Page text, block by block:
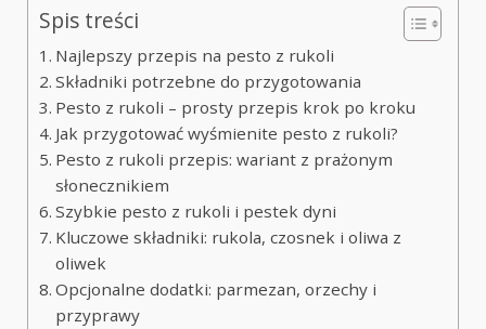
Spis treści
Najlepszy przepis na pesto z rukoli
Składniki potrzebne do przygotowania
Pesto z rukoli – prosty przepis krok po kroku
Jak przygotować wyśmienite pesto z rukoli?
Pesto z rukoli przepis: wariant z prażonym
słonecznikiem
Szybkie pesto z rukoli i pestek dyni
Kluczowe składniki: rukola, czosnek i oliwa z
oliwek
Opcjonalne dodatki: parmezan, orzechy i
przyprawy